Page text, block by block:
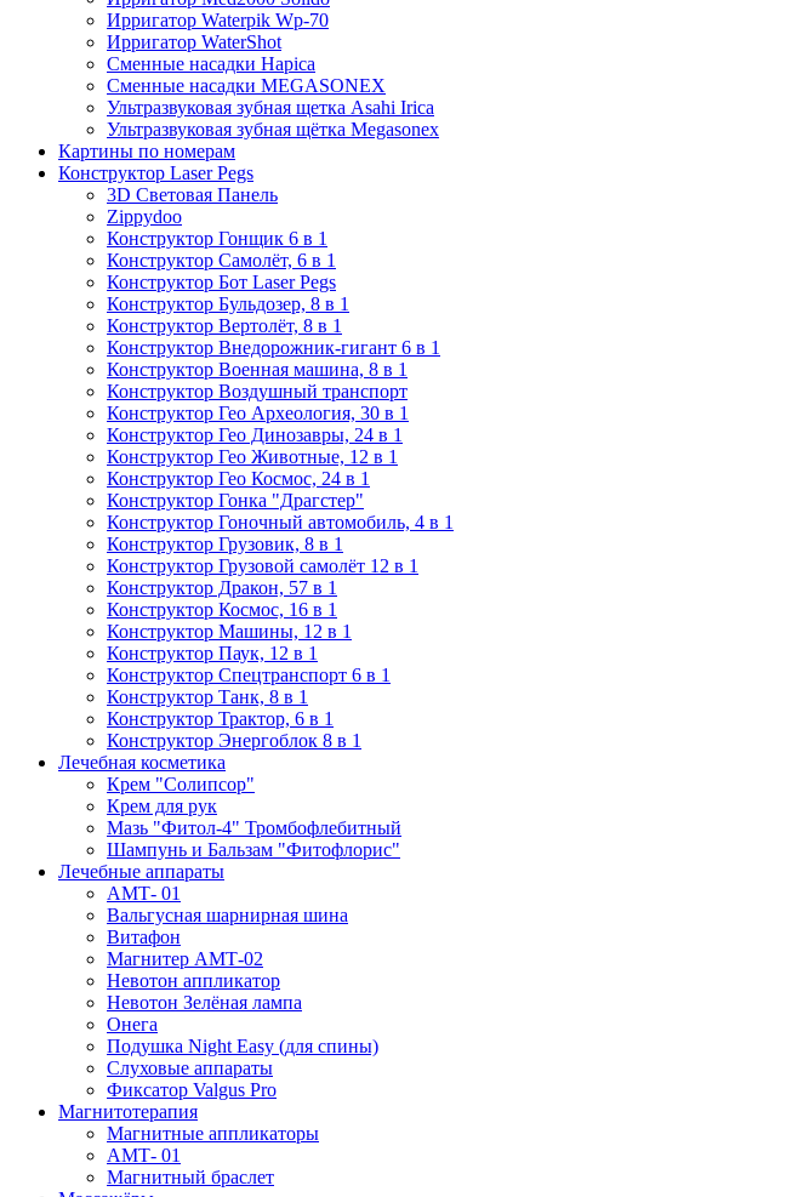
Ирригатор Waterpik Wp-70
Ирригатор WaterShot
Сменные насадки Hapica
Сменные насадки MEGASONEX
Ультразвуковая зубная щетка Asahi Irica
Ультразвуковая зубная щётка Megasonex
Картины по номерам
Конструктор Laser Pegs
3D Световая Панель
Zippydoo
Конструктор Гонщик 6 в 1
Конструктор Cамолёт, 6 в 1
Конструктор Бот Laser Pegs
Конструктор Бульдозер, 8 в 1
Конструктор Вертолёт, 8 в 1
Конструктор Внедорожник-гигант 6 в 1
Конструктор Военная машина, 8 в 1
Конструктор Воздушный транспорт
Конструктор Гео Археология, 30 в 1
Конструктор Гео Динозавры, 24 в 1
Конструктор Гео Животные, 12 в 1
Конструктор Гео Космос, 24 в 1
Конструктор Гонка "Драгстер"
Конструктор Гоночный автомобиль, 4 в 1
Конструктор Грузовик, 8 в 1
Конструктор Грузовой самолёт 12 в 1
Конструктор Дракон, 57 в 1
Конструктор Космос, 16 в 1
Конструктор Машины, 12 в 1
Конструктор Паук, 12 в 1
Конструктор Спецтранспорт 6 в 1
Конструктор Танк, 8 в 1
Конструктор Трактор, 6 в 1
Конструктор Энергоблок 8 в 1
Лечебная косметика
Крем "Солипсор"
Крем для рук
Мазь "Фитол-4" Тромбофлебитный
Шампунь и Бальзам "Фитофлорис"
Лечебные аппараты
АМТ- 01
Вальгусная шарнирная шина
Витафон
Магнитер АМТ-02
Невотон аппликатор
Невотон Зелёная лампа
Онега
Подушка Night Easy (для спины)
Слуховые аппараты
Фиксатор Valgus Pro
Магнитотерапия
Магнитные аппликаторы
АМТ- 01
Магнитный браслет